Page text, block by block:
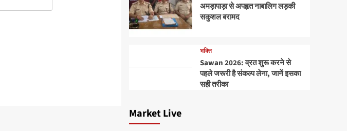
अमड़ापाड़ा से अपहृत नाबालिग लड़की
सकुशल बरामद
भक्ति
Sawan 2026: व्रत शुरू करने से
पहले जरूरी है संकल्प लेना, जानें इसका
सही तरीका
Market Live